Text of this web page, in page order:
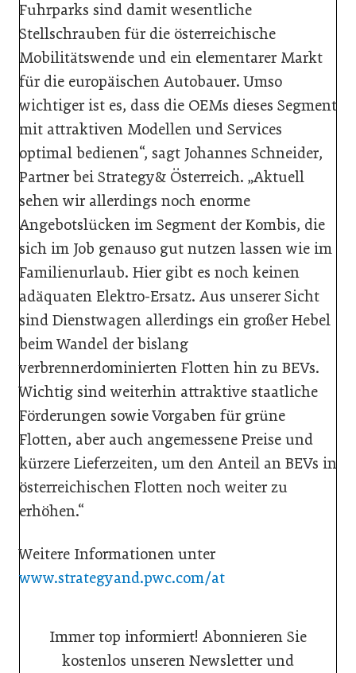
Fuhrparks sind damit wesentliche
Stellschrauben für die österreichische
Mobilitätswende und ein elementarer Markt
für die europäischen Autobauer. Umso
wichtiger ist es, dass die OEMs dieses Segment
mit attraktiven Modellen und Services
optimal bedienen“, sagt Johannes Schneider,
Partner bei Strategy& Österreich. „Aktuell
sehen wir allerdings noch enorme
Angebotslücken im Segment der Kombis, die
sich im Job genauso gut nutzen lassen wie im
Familienurlaub. Hier gibt es noch keinen
adäquaten Elektro-Ersatz. Aus unserer Sicht
sind Dienstwagen allerdings ein großer Hebel
beim Wandel der bislang
verbrennerdominierten Flotten hin zu BEVs.
Wichtig sind weiterhin attraktive staatliche
Förderungen sowie Vorgaben für grüne
Flotten, aber auch angemessene Preise und
kürzere Lieferzeiten, um den Anteil an BEVs in
österreichischen Flotten noch weiter zu
erhöhen.“
Weitere Informationen unter
www.strategyand.pwc.com/at
Immer top informiert! Abonnieren Sie
kostenlos unseren Newsletter und